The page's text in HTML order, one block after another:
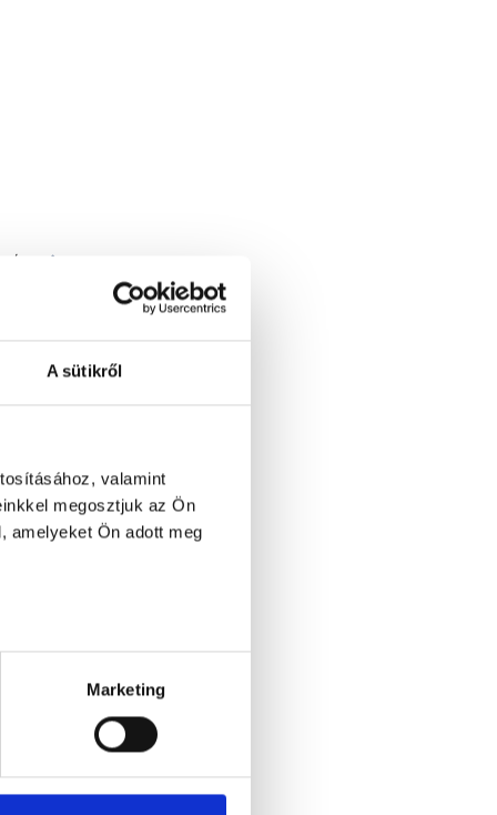
A sütikről
valamint
megosztjuk az Ön
amelyeket Ön adott meg
Marketing
/ 2
1. (Kelenföld)